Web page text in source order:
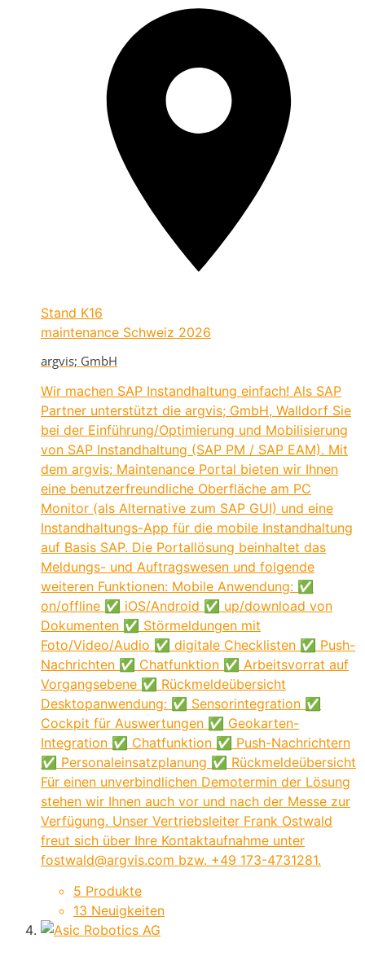
Stand K16
maintenance Schweiz 2026
argvis; GmbH
Wir machen SAP Instandhaltung einfach! Als SAP
Partner unterstützt die argvis; GmbH, Walldorf Sie
bei der Einführung/Optimierung und Mobilisierung
von SAP Instandhaltung (SAP PM / SAP EAM). Mit
dem argvis; Maintenance Portal bieten wir Ihnen
eine benutzerfreundliche Oberfläche am PC
Monitor (als Alternative zum SAP GUI) und eine
Instandhaltungs-App für die mobile Instandhaltung
auf Basis SAP. Die Portallösung beinhaltet das
Meldungs- und Auftragswesen und folgende
weiteren Funktionen: Mobile Anwendung: ✅
on/offline ✅ iOS/Android ✅ up/download von
Dokumenten ✅ Störmeldungen mit
Foto/Video/Audio ✅ digitale Checklisten ✅ Push-
Nachrichten ✅ Chatfunktion ✅ Arbeitsvorrat auf
Vorgangsebene ✅ Rückmeldeübersicht
Desktopanwendung: ✅ Sensorintegration ✅
Cockpit für Auswertungen ✅ Geokarten-
Integration ✅ Chatfunktion ✅ Push-Nachrichtern
✅ Personaleinsatzplanung ✅ Rückmeldeübersicht
Für einen unverbindlichen Demotermin der Lösung
stehen wir Ihnen auch vor und nach der Messe zur
Verfügung. Unser Vertriebsleiter Frank Ostwald
freut sich über Ihre Kontaktaufnahme unter
fostwald@argvis.com bzw. +49 173-4731281.
5 Produkte
13 Neuigkeiten